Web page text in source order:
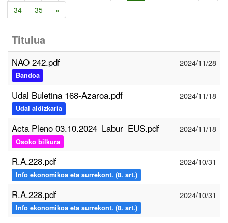
34
35 »
Titulua
NAO 242.pdf
Bandoa
2024/11/28
Udal Buletina 168-Azaroa.pdf
Udal aldizkaria
2024/11/18
Acta Pleno 03.10.2024_Labur_EUS.pdf
Osoko bilkura
2024/11/18
R.A.228.pdf
Info ekonomikoa eta aurrekont. (8. art.)
2024/10/31
R.A.228.pdf
Info ekonomikoa eta aurrekont. (8. art.)
2024/10/31